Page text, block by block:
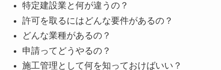
特定建設業と何が違うの？
許可を取るにはどんな要件があるの？
どんな業種があるの？
申請ってどうやるの？
施工管理として何を知っておけばいい？